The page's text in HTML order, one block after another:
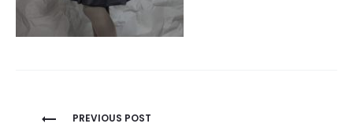
Beitragsnavigation
PREVIOUS POST